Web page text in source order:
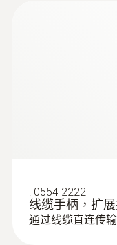
: 0554 2222
线缆手柄，扩
通过线缆直连传